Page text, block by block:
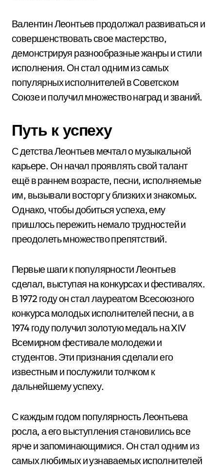
Валентин Леонтьев продолжал развиваться и
совершенствовать свое мастерство,
демонстрируя разнообразные жанры и стили
исполнения. Он стал одним из самых
популярных исполнителей в Советском
Союзе и получил множество наград и званий.
Путь к успеху
С детства Леонтьев мечтал о музыкальной
карьере. Он начал проявлять свой талант
ещё в раннем возрасте, песни, исполняемые
им, вызывали восторг у близких и знакомых.
Однако, чтобы добиться успеха, ему
пришлось пережить немало трудностей и
преодолеть множество препятствий.
Первые шаги к популярности Леонтьев
сделал, выступая на конкурсах и фестивалях.
В 1972 году он стал лауреатом Всесоюзного
конкурса молодых исполнителей песни, а в
1974 году получил золотую медаль на XIV
Всемирном фестивале молодежи и
студентов. Эти признания сделали его
известным и послужили толчком к
дальнейшему успеху.
С каждым годом популярность Леонтьева
росла, а его выступления становились все
ярче и запоминающимися. Он стал одним из
самых любимых и узнаваемых исполнителей